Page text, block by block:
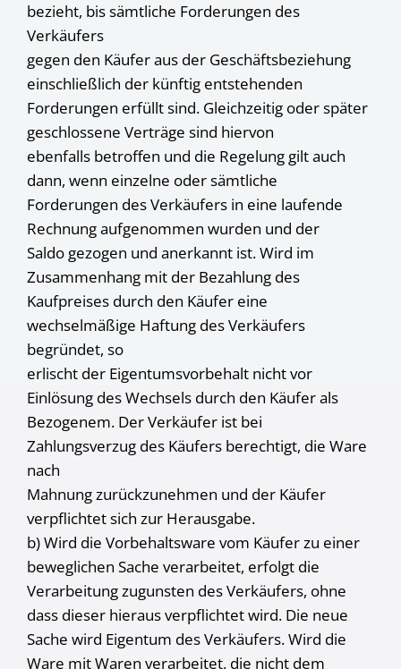
bezieht, bis sämtliche Forderungen des
Verkäufers
gegen den Käufer aus der Geschäftsbeziehung
einschließlich der künftig entstehenden
Forderungen erfüllt sind. Gleichzeitig oder später
geschlossene Verträge sind hiervon
ebenfalls betroffen und die Regelung gilt auch
dann, wenn einzelne oder sämtliche
Forderungen des Verkäufers in eine laufende
Rechnung aufgenommen wurden und der
Saldo gezogen und anerkannt ist. Wird im
Zusammenhang mit der Bezahlung des
Kaufpreises durch den Käufer eine
wechselmäßige Haftung des Verkäufers
begründet, so
erlischt der Eigentumsvorbehalt nicht vor
Einlösung des Wechsels durch den Käufer als
Bezogenem. Der Verkäufer ist bei
Zahlungsverzug des Käufers berechtigt, die Ware
nach
Mahnung zurückzunehmen und der Käufer
verpflichtet sich zur Herausgabe.
b) Wird die Vorbehaltsware vom Käufer zu einer
beweglichen Sache verarbeitet, erfolgt die
Verarbeitung zugunsten des Verkäufers, ohne
dass dieser hieraus verpflichtet wird. Die neue
Sache wird Eigentum des Verkäufers. Wird die
Ware mit Waren verarbeitet, die nicht dem